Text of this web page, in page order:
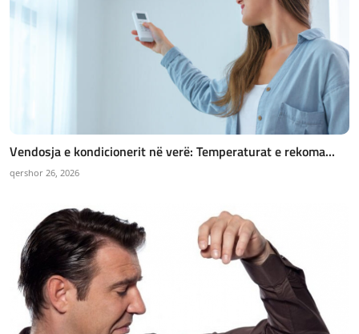
Vendosja e kondicionerit në verë: Temperaturat e rekoma...
qershor 26, 2026